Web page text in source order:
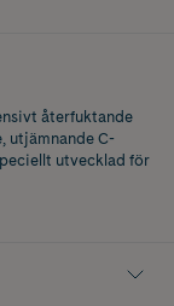
återfuktande
utjämnande C-
utvecklad för